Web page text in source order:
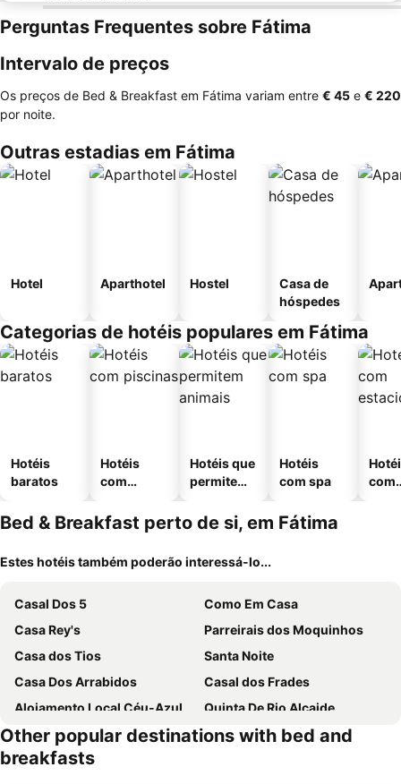
Perguntas Frequentes sobre Fátima
Intervalo de preços
Os preços de Bed & Breakfast em Fátima variam entre ‎€ 45 e ‎€ 220
por noite.
Outras estadias em Fátima
Hotel Aparthotel Hostel
Casa de
hóspedes
Categorias de hotéis populares em Fátima
Hotéis
baratos
Hotéis
com
Hotéis que
permitem
Hotéis
com spa
com
Bed & Breakfast perto de si, em Fátima
Estes hotéis também poderão interessá-lo...
Casal Dos 5
Como Em Casa
Casa Rey's
Parreirais dos Moquinhos
Casa dos Tios
Santa Noite
Casa Dos Arrabidos
Casal dos Frades
Alojamento Local Céu-Azul
Quinta De Rio Alcaide
Refúgio D'Aldeia
Campinho Café Alojamento Local
Refúgio da Ti Maria
Other popular destinations with bed and
breakfasts